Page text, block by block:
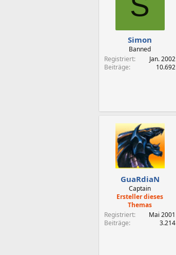
Simon
Banned
Registriert
Jan. 2002
Beiträge
10.692
GuaRdiaN
Captain
Ersteller dieses
Themas
Registriert
Mai 2001
Beiträge
3.214